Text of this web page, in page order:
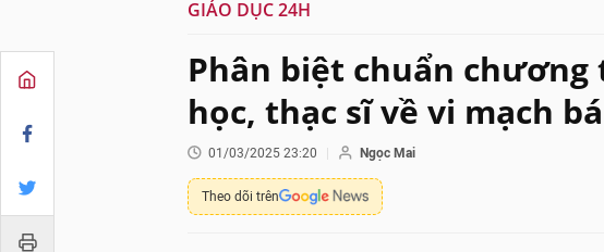
GIÁO DỤC 24H
Phân biệt chuẩn
học, thạc sĩ về vi mạch
01/03/2025 23:20 Ngọc Mai
Theo dõi trên